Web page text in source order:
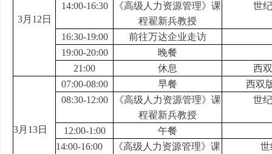
3月 12 日
14:00-16:30
《高级人力资源管理》课
程翟新兵教授
世
16:30-19:00
前往万达企业走访
19:00-20:00
晚餐
21:00
休息 西
3月 13日
07:00-08:00 早餐
西双
08:30-12:00
《高级人力资源管理》课
程翟新兵教授
世
12:00-1:00
午餐
14:00-16:00
《高级人力资源管理》课
世